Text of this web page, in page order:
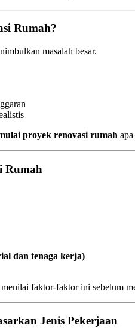
Rumah?
masalah besar.
proyek renovasi rumah
Rumah
dan tenaga kerja)
faktor-faktor ini sebelum
Jenis Pekerjaan